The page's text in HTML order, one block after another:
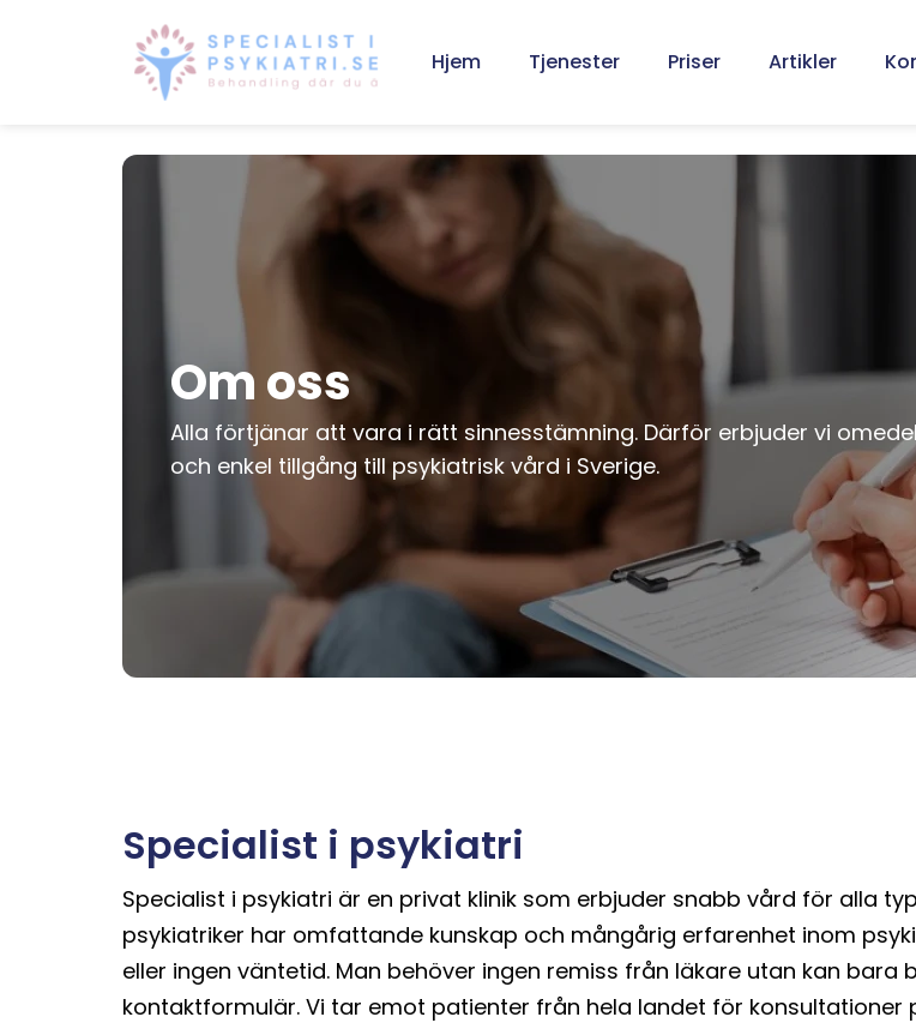
Hjem Tjenester Priser Artikler
Om oss
Alla förtjänar att vara i rätt sinnesstämning. Därför erbjuder vi
och enkel tillgång till psykiatrisk vård i Sverige.
Specialist i psykiatri
Specialist i psykiatri är en privat klinik som erbjuder snabb vård för alla
psykiatriker har omfattande kunskap och mångårig erfarenhet inom
eller ingen väntetid. Man behöver ingen remiss från läkare utan kan
kontaktformulär. Vi tar emot patienter från hela landet för konsultationer